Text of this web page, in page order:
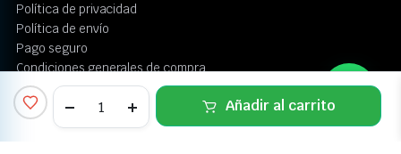
Añadir al carrito
Política de privacidad
Política de envío
Pago seguro
Condiciones generales de compra
COMPRA SEGURA
BUSCAR FAVORITOS CUENTA CATEGORÍAS